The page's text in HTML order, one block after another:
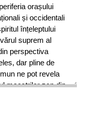
orașului
și occidentali
înțeleptului
suprem al
perspectiva
dar pline de
ne pot revela
maeștrilor zen din
provocator și
tot ceea ce
nu se